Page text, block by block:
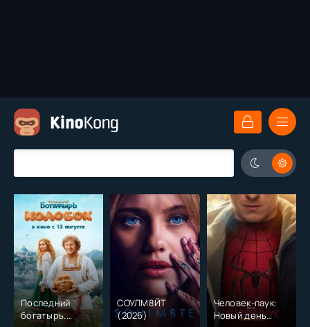
Последний
богатырь.
СОУЛМ8ЙТ
(2026)
Человек-паук:
Новый день